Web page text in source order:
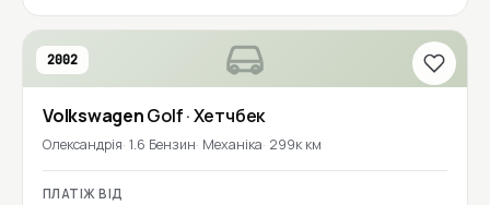
2002
VolkswagenGolf· Хетчбек
Олександрія 1.6 Бензин Механіка 299к км
ПЛАТІЖ ВІД